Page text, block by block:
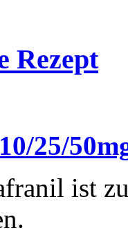
Rezept
25/
ist